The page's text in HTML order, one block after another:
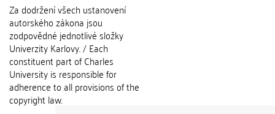
Za dodržení všech ustanovení
autorského zákona jsou
zodpovědné jednotlivé složky
Univerzity Karlovy. / Each
constituent part of Charles
University is responsible for
adherence to all provisions of the
copyright law.